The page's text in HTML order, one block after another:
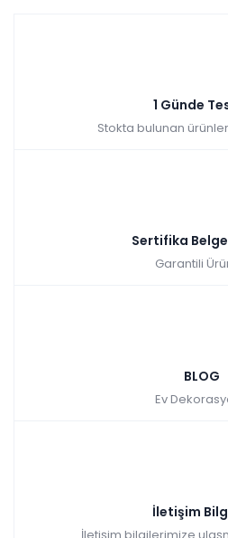
1 Günde
Stokta bulunan
Sertifika
Garantili
BLOG
Ev
İletişim
İletişim bilgilerimize